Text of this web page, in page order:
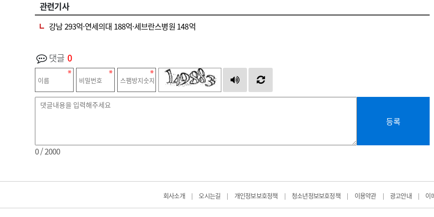
관련기사
강남 293억·연세의대 188억·세브란스병원 148억
댓글 0
등록
0/ 2000
회사소개 | 오시는길 | 개인정보보호정책 | 청소년정보보호정책 | 이용약관 | 광고안내 | 이